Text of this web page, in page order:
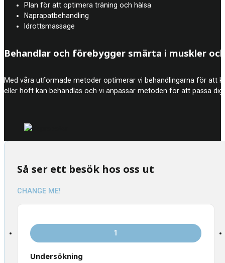
Plan för att optimera träning och hälsa
Naprapatbehandling
Idrottsmassage
Behandlar och förebygger smärta i muskler
Med våra utformade metoder optimerar vi behandlingarna för att
eller höft kan behandlas och vi anpassar metoden för att passa
Så ser ett besök hos oss ut
CHANGE ME!
1
Undersökning